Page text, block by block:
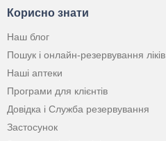
Корисно знати
Наш блог
Пошук і онлайн-резервування ліків
Наші аптеки
Програми для клієнтів
Довідка і Служба резервування
Застосунок